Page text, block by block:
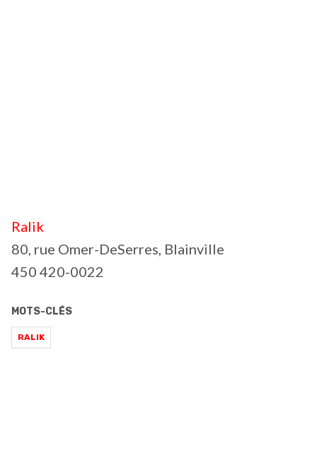
Ralik
80, rue Omer-DeSerres, Blainville
450 420-0022
MOTS-CLÉS
RALIK